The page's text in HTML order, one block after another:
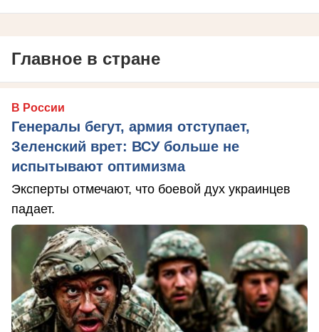
Главное в стране
В России
Генералы бегут, армия отступает,
Зеленский врет: ВСУ больше не
испытывают оптимизма
Эксперты отмечают, что боевой дух украинцев
падает.